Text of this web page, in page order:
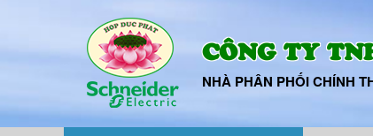
CÔNG TY
NHÀ PHÂN PHỐI CHÍNH